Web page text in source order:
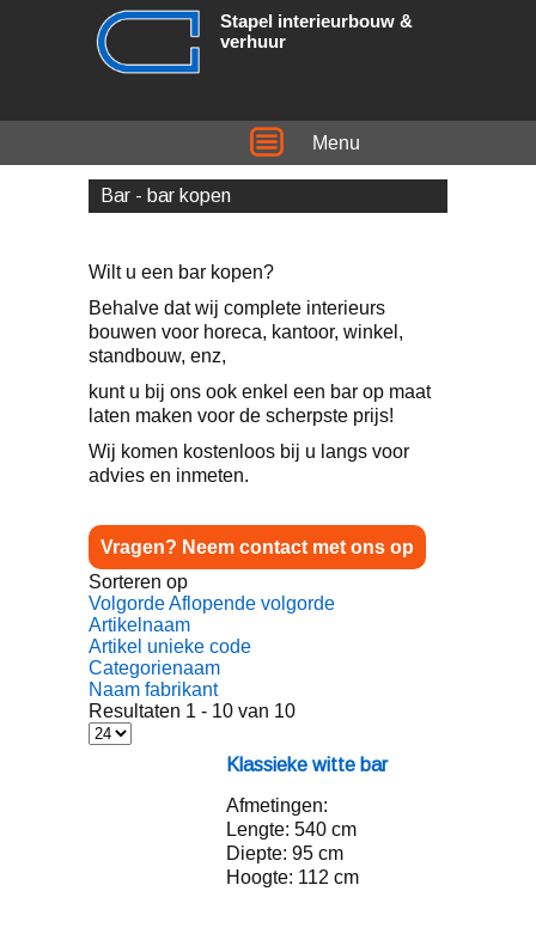
Stapel interieurbouw &
verhuur
Menu
Bar - bar kopen
Wilt u een bar kopen?
Behalve dat wij complete interieurs
bouwen voor horeca, kantoor, winkel,
standbouw, enz,
kunt u bij ons ook enkel een bar op maat
laten maken voor de scherpste prijs!
Wij komen kostenloos bij u langs voor
advies en inmeten.
Vragen? Neem contact met ons op
Sorteren op
Volgorde Aflopende volgorde
Artikelnaam
Artikel unieke code
Categorienaam
Naam fabrikant
Resultaten 1 - 10 van 10
Klassieke witte bar
Afmetingen:
Lengte: 540 cm
Diepte: 95 cm
Hoogte: 112 cm